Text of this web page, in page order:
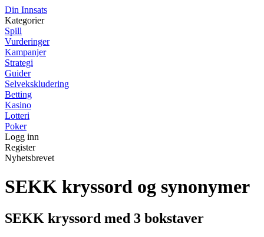
Din Innsats
Kategorier
Spill
Vurderinger
Kampanjer
Strategi
Guider
Selvekskludering
Betting
Kasino
Lotteri
Poker
Logg inn
Register
Nyhetsbrevet
SEKK kryssord og synonymer
SEKK kryssord med 3 bokstaver